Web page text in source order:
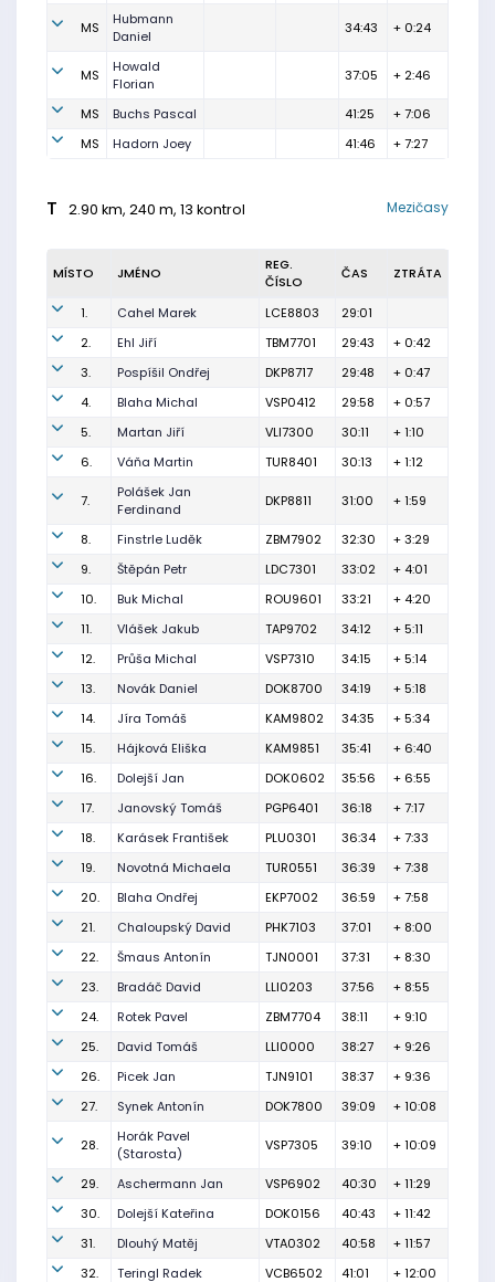
MS
Hubmann
Daniel
34:43 + 0:24
MS
Howald
Florian
37:05 + 2:46
MS Buchs Pascal 41:25
+ 7:06
MS
Hadorn Joey 41:46 + 7:27
T 2.90 km, 240 m, 13 kontrol Mezičasy
MÍSTO JMÉNO
REG.
ČÍSLO
ČAS ZTRÁTA
1. Cahel Marek LCE8803
29:01
2.
Ehl Jiří TBM7701 29:43
+ 0:42
3.
Pospíšil Ondřej DKP8717 29:48
+ 0:47
4.
Blaha Michal VSP0412 29:58
+ 0:57
5.
Martan Jiří VLI7300 30:11
+ 1:10
6.
Váňa Martin TUR8401 30:13 + 1:12
7.
Polášek Jan
Ferdinand
DKP8811 31:00 + 1:59
8. Finstrle Luděk ZBM7902 32:30
+ 3:29
9.
Štěpán Petr LDC7301 33:02
+ 4:01
10.
Buk Michal ROU9601 33:21
+ 4:20
11.
Vlášek Jakub TAP9702 34:12
+ 5:11
12.
Průša Michal VSP7310 34:15
+ 5:14
13.
Novák Daniel DOK8700 34:19
+ 5:18
14.
Jíra Tomáš KAM9802 34:35
+ 5:34
15.
Hájková Eliška KAM9851 35:41
+ 6:40
16.
Dolejší Jan DOK0602 35:56
+ 6:55
17.
Janovský Tomáš PGP6401 36:18
+ 7:17
18.
Karásek František PLU0301 36:34
+ 7:33
19.
Novotná Michaela TUR0551 36:39
+ 7:38
20.
Blaha Ondřej EKP7002 36:59
+ 7:58
21.
Chaloupský David PHK7103 37:01
+ 8:00
22.
Šmaus Antonín TJN0001 37:31
+ 8:30
23.
Bradáč David LLI0203 37:56
+ 8:55
24.
Rotek Pavel ZBM7704 38:11
+ 9:10
25.
David Tomáš LLI0000 38:27
+ 9:26
26.
Picek Jan TJN9101 38:37
+ 9:36
27.
Synek Antonín DOK7800 39:09 + 10:08
28.
Horák Pavel
(Starosta)
VSP7305 39:10 + 10:09
29. Aschermann Jan VSP6902 40:30
+ 11:29
30.
Dolejší Kateřina DOK0156 40:43
+ 11:42
31.
Dlouhý Matěj VTA0302 40:58
+ 11:57
32.
Teringl Radek VCB6502 41:01 + 12:00